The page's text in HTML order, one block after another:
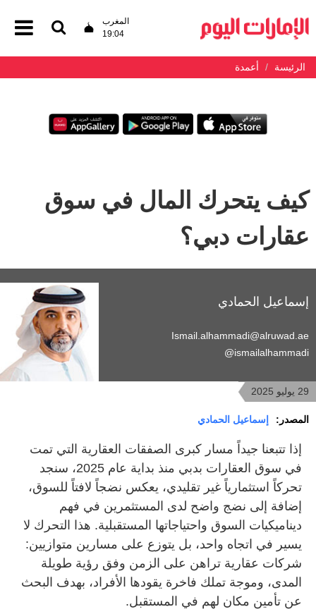
المغرب
19:04
الرئيسة أعمدة
كيف يتحرك المال في سوق
عقارات دبي؟
إسماعيل الحمادي
Ismail.alhammadi@alruwad.ae
ismailalhammadi@
29 يوليو 2025
المصدر: إسماعيل الحمادي
إذا تتبعنا جيداً مسار كبرى الصفقات العقارية التي تمت
في سوق العقارات بدبي منذ بداية عام 2025، سنجد
تحركاً استثمارياً غير تقليدي، يعكس نضجاً لافتاً للسوق،
إضافة إلى نضج واضح لدى المستثمرين في فهم
ديناميكيات السوق واحتياجاتها المستقبلية. هذا التحرك لا
يسير في اتجاه واحد، بل يتوزع على مسارين متوازيين:
شركات عقارية تراهن على الزمن وفق رؤية طويلة
المدى، وموجة تملك فاخرة يقودها الأفراد، بهدف البحث
عن تأمين مكان لهم في المستقبل.